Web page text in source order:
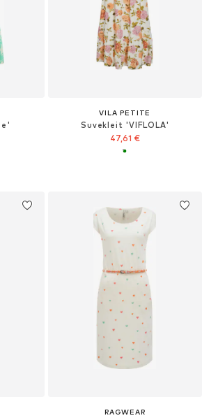
VILA PETITE
Suvekleit 'VIFLOLA'
47,61 €
RAGWEAR